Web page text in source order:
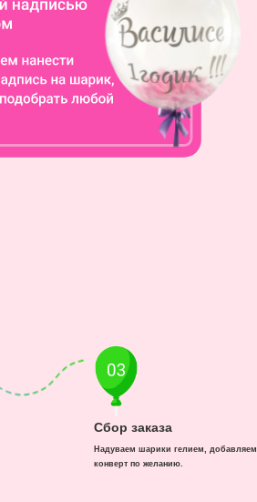
Сбор заказа
Надуваем шарики гелием, добавляем
конверт по желанию.